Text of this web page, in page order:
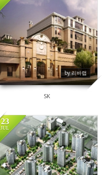
by 리바랩
SK
23
JUL
73